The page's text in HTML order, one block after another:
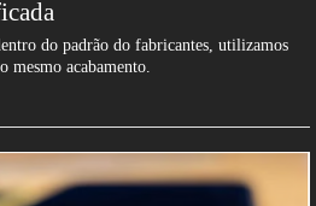
do padrão do fabricantes, utilizamos
mesmo acabamento.